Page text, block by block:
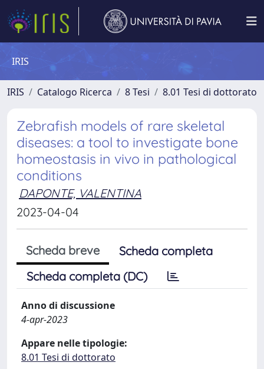
IRIS
IRIS Catalogo Ricerca 8 Tesi 8.01 Tesi di dottorato
Zebrafish models of rare skeletal
diseases: a tool to investigate bone
homeostasis in vivo in pathological
conditions
DAPONTE, VALENTINA
2023-04-04
Scheda breve
Scheda completa
Scheda completa (DC)
Anno di discussione
4-apr-2023
Appare nelle tipologie:
8.01 Tesi di dottorato